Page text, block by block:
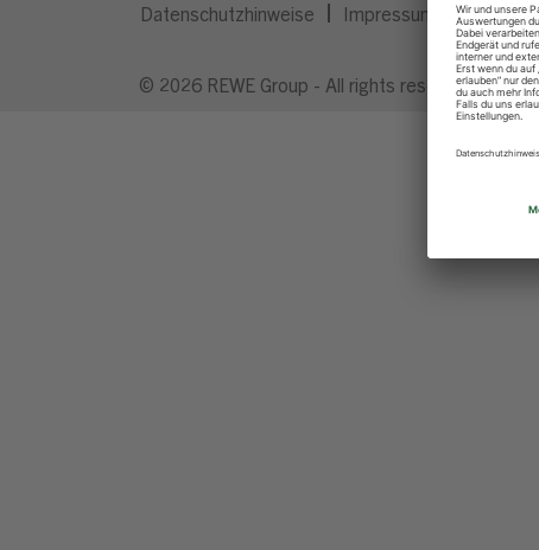
Datenschutzhinweise Impressum
© 2026 REWE Group - All rights reserved